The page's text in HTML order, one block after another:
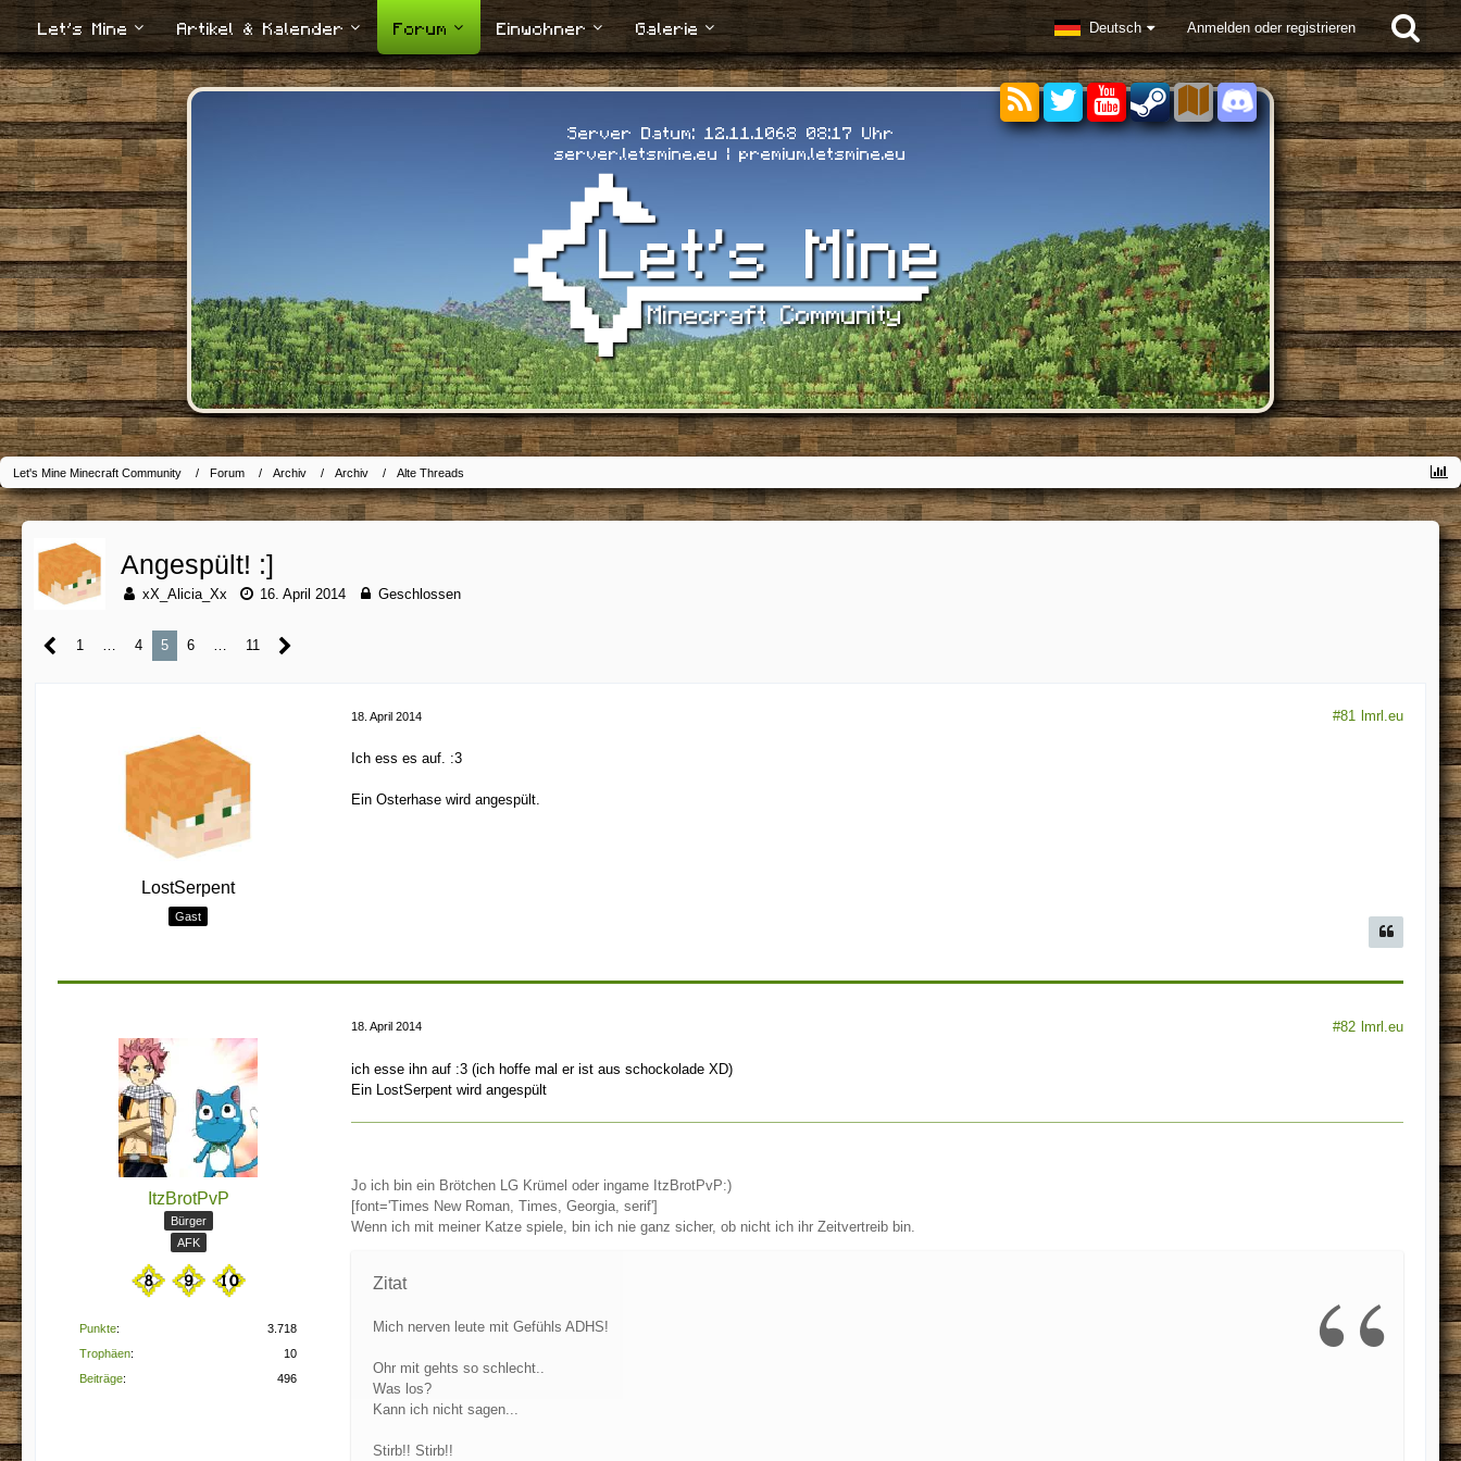
Let's Mine Artikel & Kalender Forum Einwohner Galerie Deutsch Anmelden oder registrieren
Server Datum: 12.11.1068 08:19 Uhr
server.letsmine.eu | premium.letsmine.eu
Let's Mine Minecraft Community Forum Archiv Archiv Alte Threads
Angespült! :]
xX_Alicia_Xx 16. April 2014 Geschlossen
1 … 4 5 6 … 11
LostSerpent
Gast
18. April 2014 #81 lmrl.eu
Ich ess es auf. :3
Ein Osterhase wird angespült.
ItzBrotPvP
Bürger
AFK
Punkte
3.718
Trophäen
10
Beiträge
496
18. April 2014 #82 lmrl.eu
ich esse ihn auf :3 (ich hoffe mal er ist aus schockolade XD)
Ein LostSerpent wird angespült
Jo ich bin ein Brötchen LG Krümel oder ingame ItzBrotPvP:)
[font='Times New Roman, Times, Georgia, serif']
Wenn ich mit meiner Katze spiele, bin ich nie ganz sicher, ob nicht ich ihr Zeitvertreib bin.
Zitat
Mich nerven leute mit Gefühls ADHS!
Ohr mit gehts so schlecht..
Was los?
Kann ich nicht sagen...
Stirb!! Stirb!!